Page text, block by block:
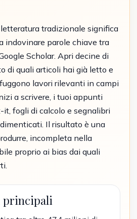
tradizionale significa
indovinare parole chiave tra
Scholar. Apri decine di
di quali articoli hai già letto e
lavori rilevanti in campi
a scrivere, i tuoi appunti
fogli di calcolo e segnalibri
Il risultato è una
incompleta nella
proprio ai bias dai quali
principali